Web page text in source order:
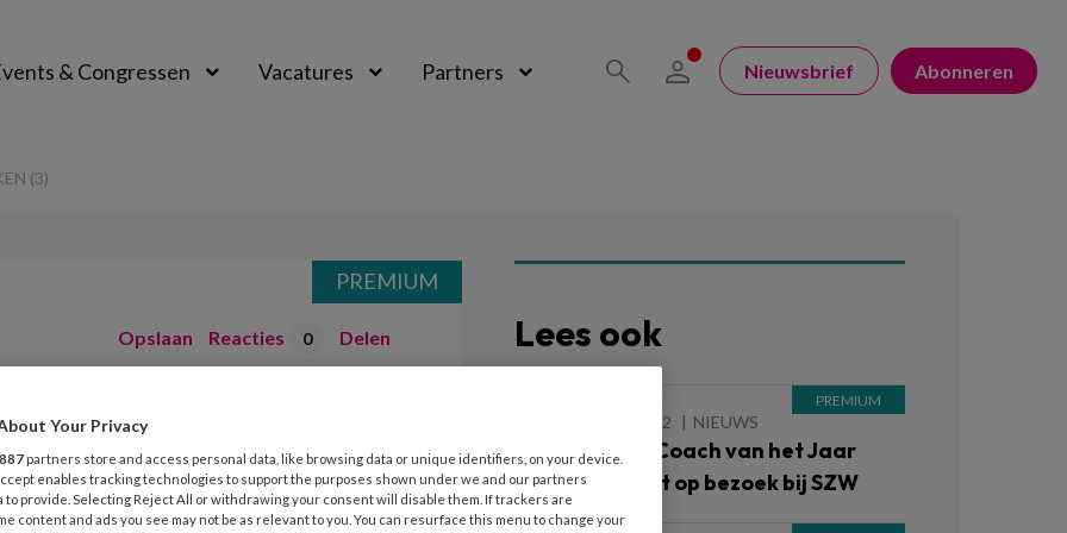
& Congressen Vacatures Partners Nieuwsbrief Abonneren
(3)
Opslaan Reacties 0 Delen
– Filmpje
PREMIUM
Lees ook
22 NOVEMBER 2022 NIEUWS
Pedagogisch Coach van het Jaar
Carolien Libert op bezoek bij SZW
Your Privacy
887 partners store and access personal data, like browsing data or unique identifiers, on your device.
enables tracking technologies to support the purposes shown under we and our partners
to provide. Selecting Reject All or withdrawing your consent will disable them. If trackers are
content and ads you see may not be as relevant to you. You can resurface this menu to change your